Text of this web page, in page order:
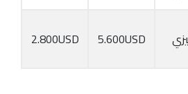
5.600USD
2.800USD